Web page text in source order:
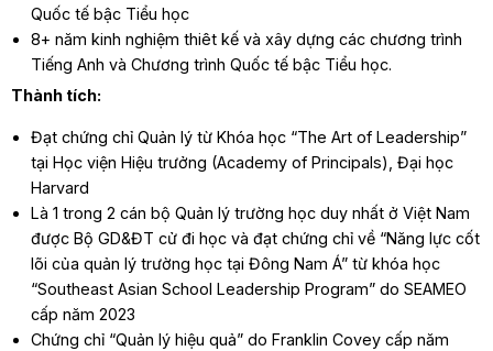
Quốc tế bậc Tiểu học
8+ năm kinh nghiệm thiêt kế và xây dựng các chương trình
Tiếng Anh và Chương trình Quốc tế bậc Tiểu học.
Thành tích:
Đạt chứng chỉ Quản lý từ Khóa học “The Art of Leadership”
tại Học viện Hiệu trưởng (Academy of Principals), Đại học
Harvard
Là 1 trong 2 cán bộ Quản lý trường học duy nhất ở Việt Nam
được Bộ GD&ĐT cử đi học và đạt chứng chỉ về “Năng lực cốt
lõi của quản lý trường học tại Đông Nam Á” từ khóa học
“Southeast Asian School Leadership Program” do SEAMEO
cấp năm 2023
Chứng chỉ “Quản lý hiệu quả” do Franklin Covey cấp năm